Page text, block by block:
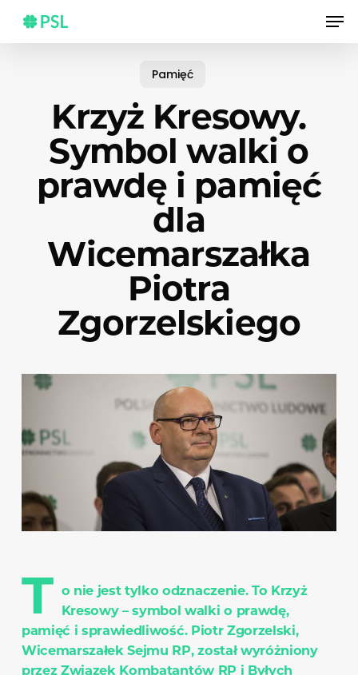
main
Pamięć
Krzyż Kresowy.
Symbol walki o
prawdę i pamięć
dla
Wicemarszałka
Piotra
Zgorzelskiego
T o nie jest tylko odznaczenie. To Krzyż
Kresowy – symbol walki o prawdę,
pamięć i sprawiedliwość. Piotr Zgorzelski,
Wicemarszałek Sejmu RP, został wyróżniony
przez Związek Kombatantów RP i Byłych